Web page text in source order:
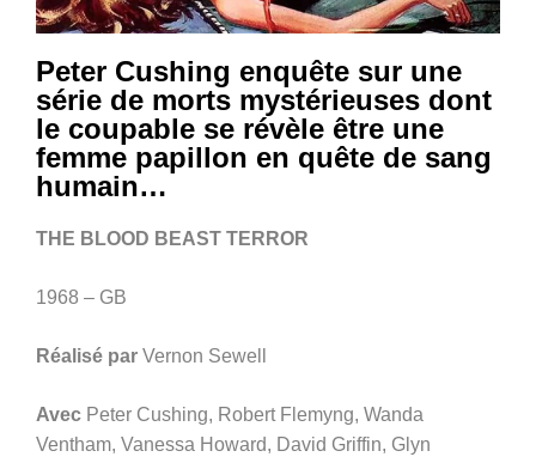
Peter Cushing enquête sur une
série de morts mystérieuses dont
le coupable se révèle être une
femme papillon en quête de sang
humain…
THE BLOOD BEAST TERROR
1968 – GB
Réalisé par Vernon Sewell
Avec Peter Cushing, Robert Flemyng, Wanda
Ventham, Vanessa Howard, David Griffin, Glyn